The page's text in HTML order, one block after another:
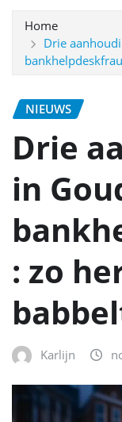
Home
Drie
NIEUWS
Drie
in
: zo
Karlijn